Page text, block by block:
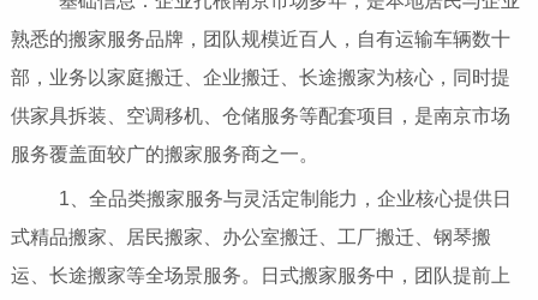
熟悉的搬家服务品牌，团队规模近百人，自有运输车辆数十
部，业务以家庭搬迁、企业搬迁、长途搬家为核心，同时提
供家具拆装、空调移机、仓储服务等配套项目，是南京市场
服务覆盖面较广的搬家服务商之一。
1、全品类搬家服务与灵活定制能力，企业核心提供日
式精品搬家、居民搬家、办公室搬迁、工厂搬迁、钢琴搬
运、长途搬家等全场景服务。日式搬家服务中，团队提前上